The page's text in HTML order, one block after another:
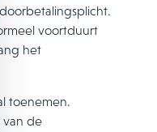
voortduurt
het
toenemen.
van de